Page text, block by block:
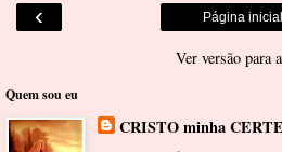
‹ Página inicial
Ver versão para
Quem sou eu
CRISTO minha